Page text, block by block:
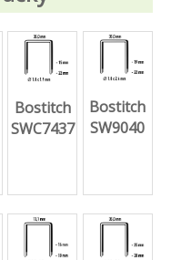
Bostitch
SWC7437
Bostitch
SW9040